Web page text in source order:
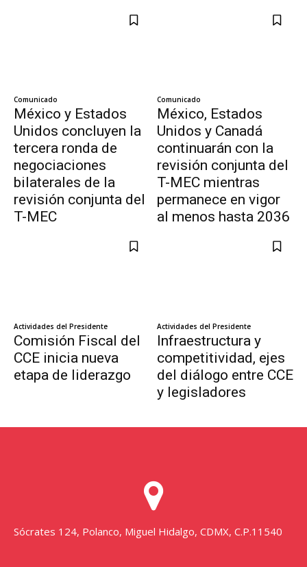
Sócrates 124, Polanco, Miguel Hidalgo, CDMX, C.P.11540